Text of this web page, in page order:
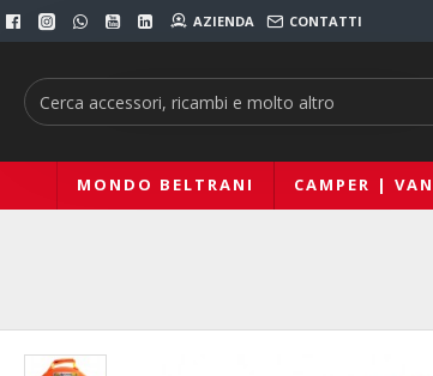
AZIENDA CONTATTI
MONDO BELTRANI CAMPER |